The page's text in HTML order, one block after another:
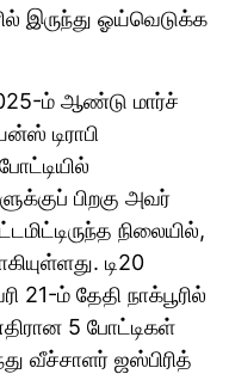
இருந்து ஓய்வெடுக்க
ம் ஆண்டு மார்ச்
டிராபி
பிறகு அவர்
நிலையில்,
டி20
ம் தேதி நாக்பூரில்
5 போட்டிகள்
வீச்சாளர் ஜஸ்பிரித்